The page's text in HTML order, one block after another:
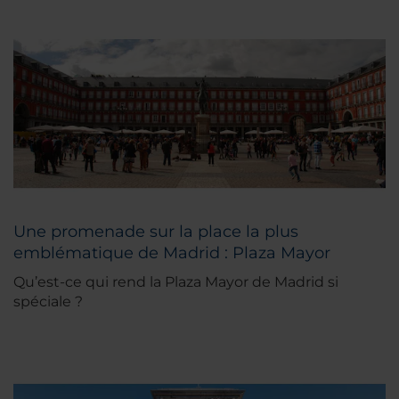
Une promenade sur la place la plus
emblématique de Madrid : Plaza Mayor
Qu’est-ce qui rend la Plaza Mayor de Madrid si
spéciale ?